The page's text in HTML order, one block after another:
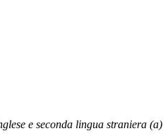
e seconda lingua straniera (a)